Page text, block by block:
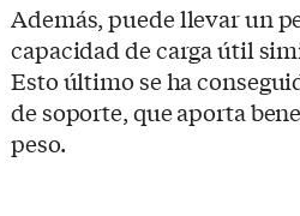
Además, puede llevar un
capacidad de carga útil
Esto último se ha
de soporte, que aporta
peso.